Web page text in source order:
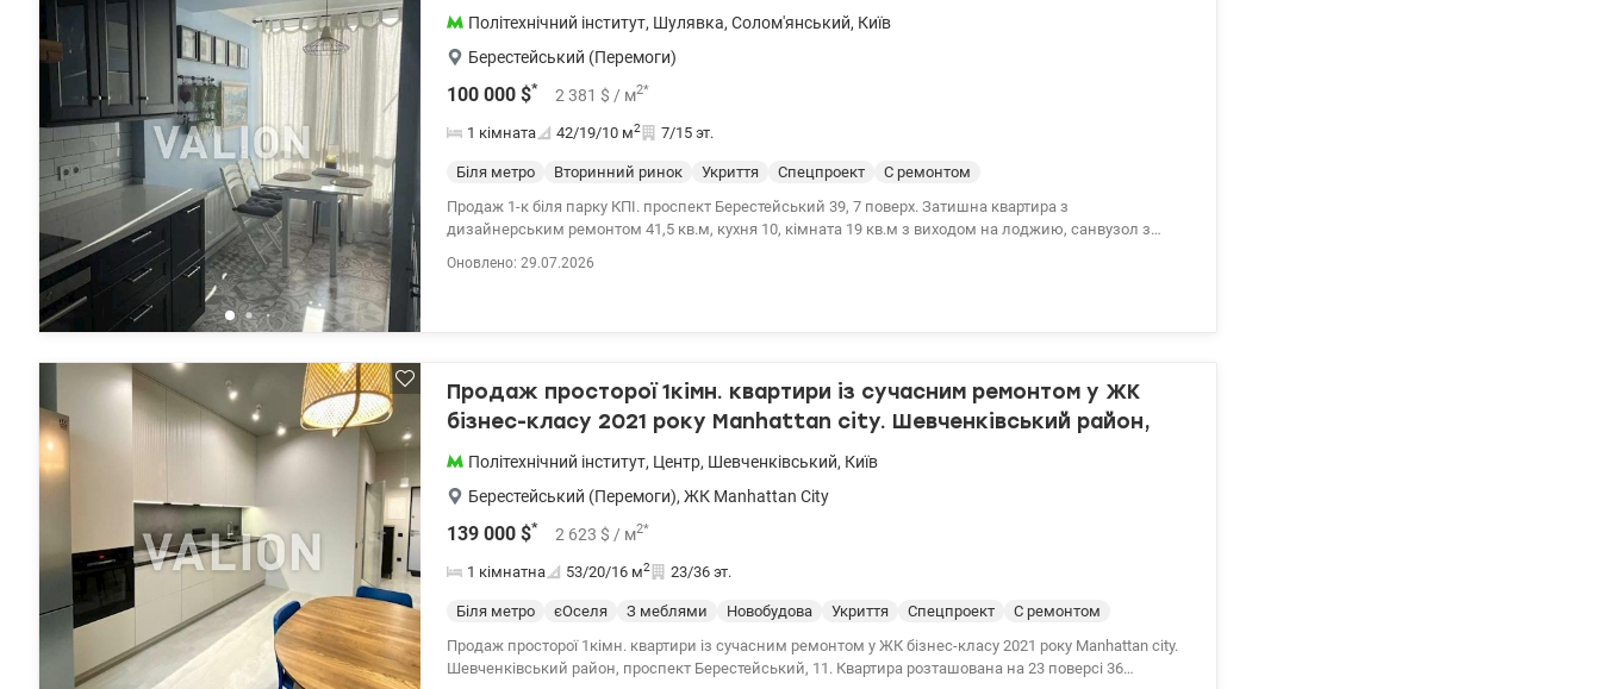
Політехнічний інститут, Шулявка, Солом'янський, Київ
Берестейський (Перемоги)
100 000 $* 2 381 $ / м2*
1 кімната 42/19/10 м2 7/15 эт.
Біля метро Вторинний ринок Укриття Спецпроект
С ремонтом
Продаж 1-к біля парку КПІ. проспект Берестейський 39, 7 поверх. Затишна квартира з
дизайнерським ремонтом 41,5 кв.м, кухня 10, кімната 19 кв.м з виходом на лоджию, санвузол з
Оновлено: 29.07.2026
Продаж просторої 1кімн. квартири із сучасним ремонтом у ЖК
бізнес-класу 2021 року Manhattan city. Шевченківський район,
Політехнічний інститут, Центр, Шевченківський, Київ
Берестейський (Перемоги), ЖК Manhattan City
139 000 $* 2 623 $ / м2*
1 кімнатна 53/20/16 м2 23/36 эт.
Біля метро єОселя З меблями Новобудова Укриття Спецпроект
С ремонтом
Продаж просторої 1кімн. квартири із сучасним ремонтом у ЖК бізнес-класу 2021 року Manhattan city.
Шевченківський район, проспект Берестейський, 11. Квартира розташована на 23 поверсі 36